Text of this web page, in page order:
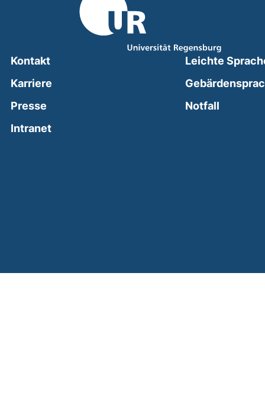
Kontakt
Karriere
Presse
Intranet(external link, opens in a new window)
Leichte
Notfall